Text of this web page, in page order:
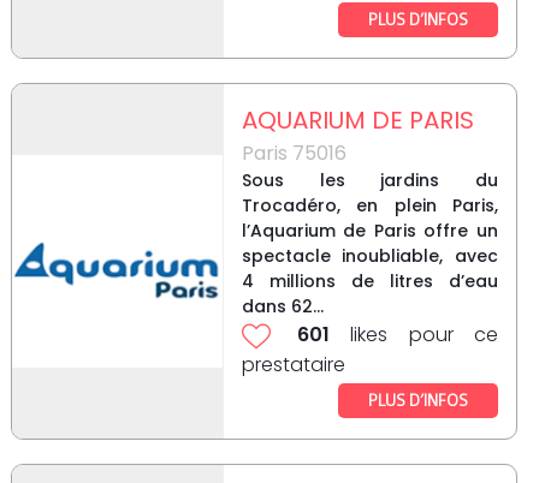
PLUS D’INFOS
AQUARIUM DE PARIS
Paris 75016
Sous les jardins du
Trocadéro, en plein Paris,
l’Aquarium de Paris offre un
spectacle inoubliable, avec
4 millions de litres d’eau
dans 62...
601 likes pour ce
prestataire
PLUS D’INFOS